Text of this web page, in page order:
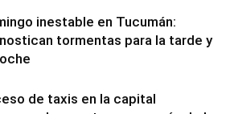
inestable en Tucumán:
tormentas para la tarde y
de taxis en la capital